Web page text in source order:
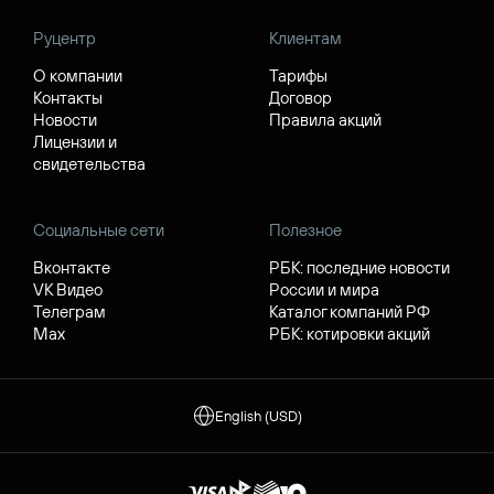
Руцентр
О компании
Контакты
Новости
Лицензии и
свидетельства
Клиентам
Тарифы
Договор
Правила акций
Социальные сети
Вконтакте
VK Видео
Телеграм
Max
Полезное
РБК: последние новости
России и мира
Каталог компаний РФ
РБК: котировки акций
English (USD)